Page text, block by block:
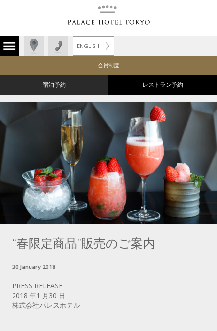
ENGLISH
会員制度
宿泊予約 レストラン予約
“春限定商品”販売のご案内
30 January 2018
PRESS RELEASE
2018 年1 月30 日
株式会社パレスホテル